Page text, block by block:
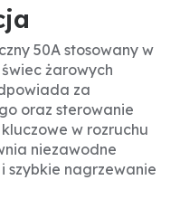
50A stosowany w
żarowych
za
oraz sterowanie
w rozruchu
niezawodne
szybkie nagrzewanie